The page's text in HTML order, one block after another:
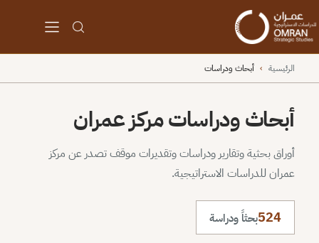
الرئيسية › أبحاث ودراسات
أبحاث ودراسات مركز عمران
أوراق بحثية وتقارير ودراسات وتقديرات موقف تصدر عن مركز
عمران للدراسات الاستراتيجية.
524بحثاً ودراسة